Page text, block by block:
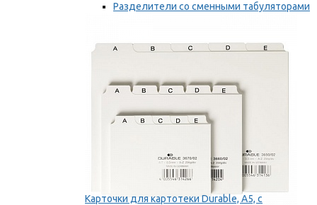
Разделители со сменными табуляторами
Карточки для картотеки Durable, A5, с